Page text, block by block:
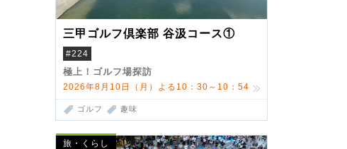
三甲ゴルフ倶楽部 谷汲コース①
#224
極上！ゴルフ場探訪
2026年8月10日（月）よる10：30～10：54
ゴルフ 趣味
旅・くらし